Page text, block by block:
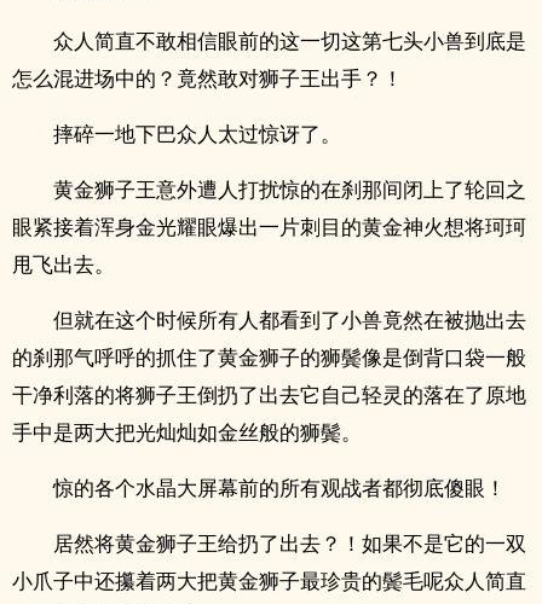
众人简直不敢相信眼前的这一切这第七头小兽到底是
怎么混进场中的？竟然敢对狮子王出手？！
摔碎一地下巴众人太过惊讶了。
黄金狮子王意外遭人打扰惊的在刹那间闭上了轮回之
眼紧接着浑身金光耀眼爆出一片刺目的黄金神火想将珂珂
甩飞出去。
但就在这个时候所有人都看到了小兽竟然在被抛出去
的刹那气呼呼的抓住了黄金狮子的狮鬓像是倒背口袋一般
干净利落的将狮子王倒扔了出去它自己轻灵的落在了原地
手中是两大把光灿灿如金丝般的狮鬓。
惊的各个水晶大屏幕前的所有观战者都彻底傻眼！
居然将黄金狮子王给扔了出去？！如果不是它的一双
小爪子中还攥着两大把黄金狮子最珍贵的鬓毛呢众人简直